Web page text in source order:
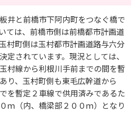
井と前橋市下阿内町をつなぐ橋で
ては、前橋市側は前橋都市計画道
村町側は玉村都市計画道路与六分
定されています。現況としては、
村線から利根川手前までの間を暫
り、玉村町側も東毛広幹道から
を暫定２車線で供用済みであるた
ｍ（内、橋梁部２００ｍ）となり